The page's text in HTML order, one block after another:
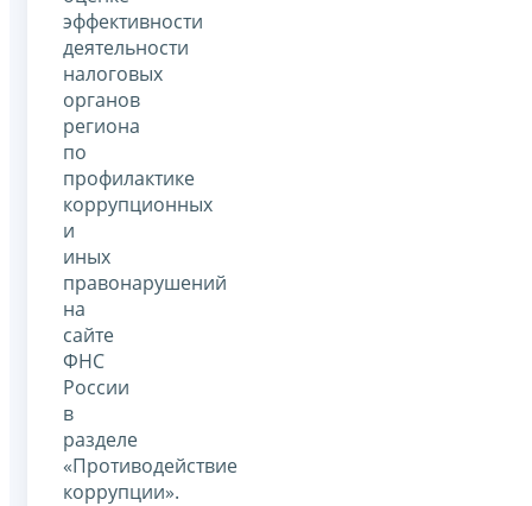
эффективности
деятельности
налоговых
органов
региона
по
профилактике
коррупционных
и
иных
правонарушений
на
сайте
ФНС
России
в
разделе
«Противодействие
коррупции».